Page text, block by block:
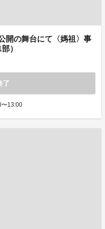
開の舞台にて〈媽祖〉事
）
了
〜13:00